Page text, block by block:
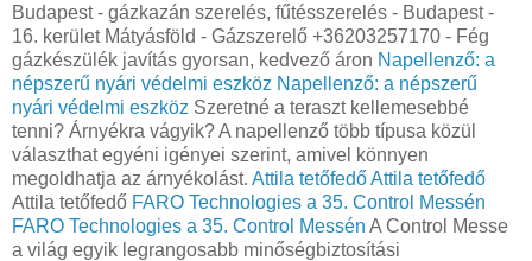
Budapest - gázkazán szerelés, fűtésszerelés - Budapest -
16. kerület Mátyásföld - Gázszerelő +36203257170 - Fég
gázkészülék javítás gyorsan, kedvező áron Napellenző: a
népszerű nyári védelmi eszköz Napellenző: a népszerű
nyári védelmi eszköz Szeretné a teraszt kellemesebbé
tenni? Árnyékra vágyik? A napellenző több típusa közül
választhat egyéni igényei szerint, amivel könnyen
megoldhatja az árnyékolást. Attila tetőfedőAttila tetőfedő
Attila tetőfedő FARO Technologies a 35. Control Messén
FARO Technologies a 35. Control Messén A Control Messe
a világ egyik legrangosabb minőségbiztosítási